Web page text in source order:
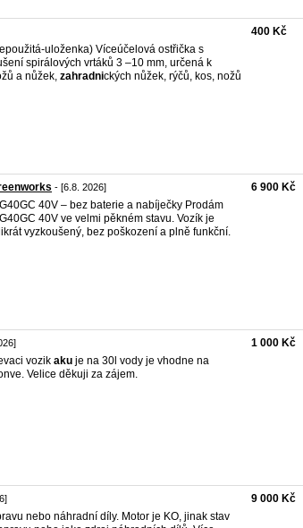
uloženka) Víceúčelová ostřička s
spirálových vrtáků 3 –10 mm, určená k
a nůžek, zahradnických nůžek, rýčů, kos, nožů
400 Kč
- [6.8. 2026]
40V – bez baterie a nabíječky Prodám
40V ve velmi pěkném stavu. Vozík je
vyzkoušený, bez poškození a plně funkční.
6 900 Kč
vozik aku je na 30l vody je vhodne na
Velice děkuji za zájem.
1 000 Kč
nebo náhradní díly. Motor je KO, jinak stav
9 000 Kč